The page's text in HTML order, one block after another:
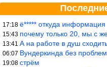
17:18 ё***** откуда информация
15:43 почему только 20, мы с
13:41 А на работе в душ
06:07 Вундеркинда без проблем
19:08 стрём